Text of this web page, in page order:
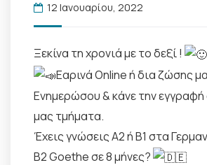
12 Ιανουαρίου, 2022
Ξεκίνα τη χρονιά με το δεξί !
Εαρινά Online ή δια ζώσης
Ενημερώσου & κάνε την
μας τμήματα.
Έχεις γνώσεις Α2 ή Β1 στα
Β2 Goethe σε 8 μήνες?